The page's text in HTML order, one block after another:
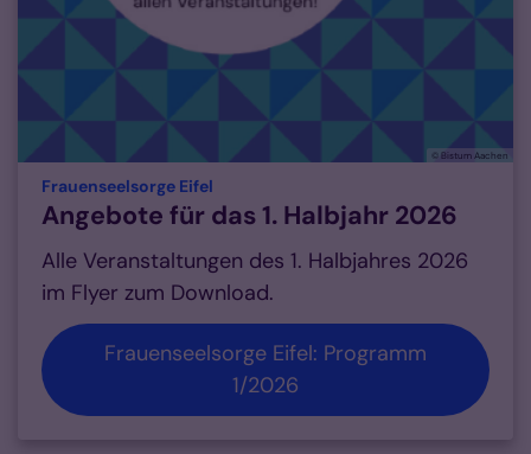
© Bistum Aachen
Frauenseelsorge Eifel
Angebote für das 1. Halbjahr 2026
Alle Veranstaltungen des 1. Halbjahres 2026
im Flyer zum Download.
Frauenseelsorge Eifel: Programm
1/2026